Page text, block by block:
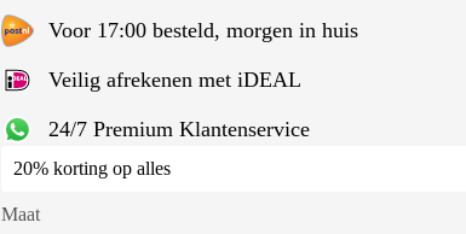
Voor 17:00 besteld, morgen in huis
Veilig afrekenen met iDEAL
24/7 Premium Klantenservice
20% korting op alles
Maat